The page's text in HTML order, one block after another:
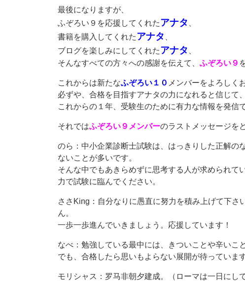
最後になりますが、
ふぞろい９を応援してくれたアナタ
書籍を購入してくれたアナタ
ブログを楽しみにしてくれたアナタ
そんなすべての方々への感謝を伝えて、 ふぞろい９
これからは新たなふぞろい１０ メンバーをよろしく
必ずや、合格を目指すアナタの力になれると信じて、
これからの１年、受験生のために有力な情報を発信
それではふぞろい９メンバーのラストメッセージを
のら：中小企業診断士試験は、はっきりした正解の
ないことが多いです。
そんな中でもあきらめずに思考する人が求められて
力で試験に臨んでください。
ささKing：自分なりに愚直に努力を積み上げて下
ん。
一歩一歩進んでいきましょう。応援しています！
なべ：勉強している最中には、きついことや辛いこ
でも、合格したら思いもよらない展開が待っていま
モリシャス：罗马非朝夕建成。（ローマは一日にし